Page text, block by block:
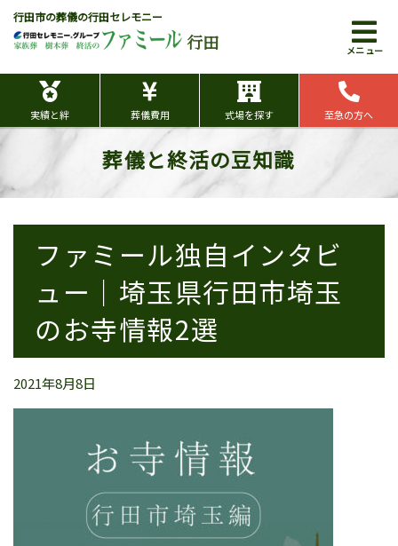
行田市の葬儀の行田セレモニー
行田 メニュー
実績と絆 葬儀費用 式場を探す 至急の方へ
葬儀と終活の豆知識
ファミール独自インタビ
ュー｜埼玉県行田市埼玉
のお寺情報2選
2021年8月8日